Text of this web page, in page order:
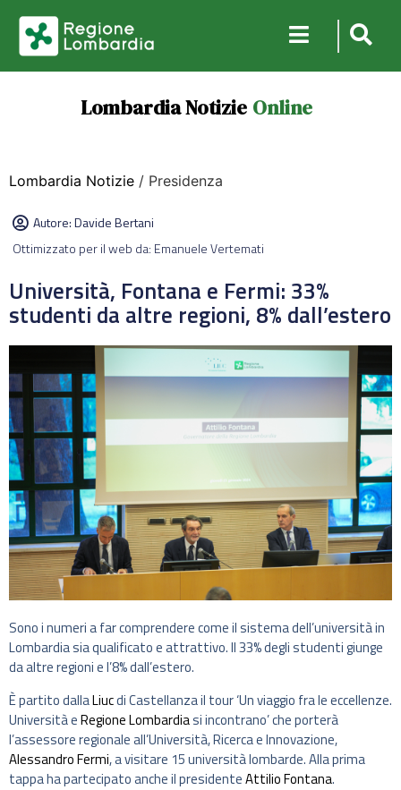
Lombardia Notizie Online
Lombardia Notizie / Presidenza
Autore:Davide Bertani
Ottimizzato per il web da: Emanuele Vertemati
Università, Fontana e Fermi: 33%
studenti da altre regioni, 8% dall’estero
Sono i numeri a far comprendere come il sistema dell’università in
Lombardia sia qualificato e attrattivo. Il 33% degli studenti giunge
da altre regioni e l’8% dall’estero.
È partito dallaLiucdi Castellanza il tour ‘Un viaggio fra le eccellenze.
Università eRegione Lombardiasi incontrano’ che porterà
l’assessore regionale all’Università, Ricerca e Innovazione,
Alessandro Fermi, a visitare 15 università lombarde. Alla prima
tappa ha partecipato anche il presidenteAttilio Fontana.